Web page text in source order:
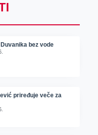
bez vode
priređuje veče za